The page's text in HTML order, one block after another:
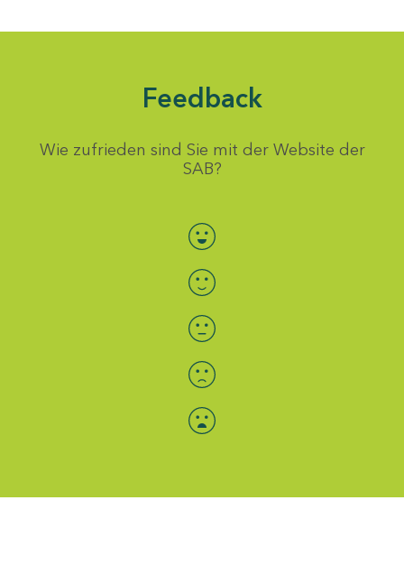
Feedback
Wie zufrieden sind Sie mit der Website der
SAB?
Bewertung auswählen